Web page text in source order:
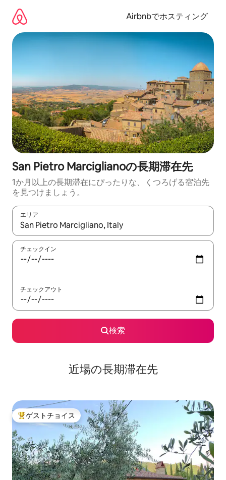
Airbnbでホスティング
San Pietro Marciglianoの長期滞在先
1か月以上の長期滞在にぴったりな、くつろげる宿泊先
を見つけましょう。
エリア
検索結果が表示されたら、上下の矢印キーを使って移動するか
チェックイン
チェックアウト
検索
近場の長期滞在先
大好評のゲストチョイスです。
ゲストチョイス